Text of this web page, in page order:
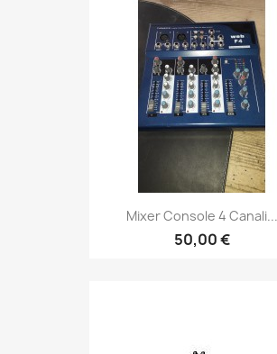
Mixer Console 4 Canali...
50,00 €